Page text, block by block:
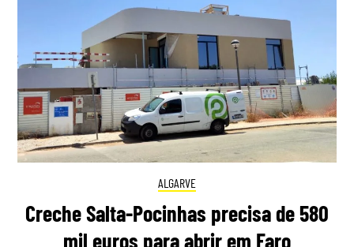
ALGARVE
Creche Salta-Pocinhas precisa de 580
mil euros para abrir em Faro